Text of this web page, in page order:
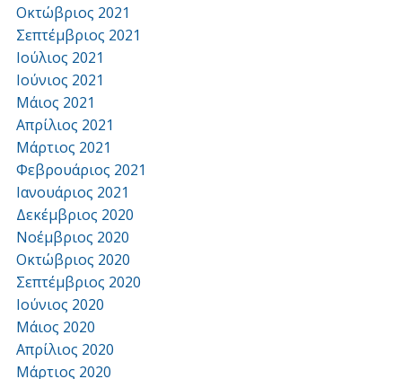
Οκτώβριος 2021
Σεπτέμβριος 2021
Ιούλιος 2021
Ιούνιος 2021
Μάιος 2021
Απρίλιος 2021
Μάρτιος 2021
Φεβρουάριος 2021
Ιανουάριος 2021
Δεκέμβριος 2020
Νοέμβριος 2020
Οκτώβριος 2020
Σεπτέμβριος 2020
Ιούνιος 2020
Μάιος 2020
Απρίλιος 2020
Μάρτιος 2020